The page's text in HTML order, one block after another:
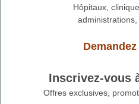
Hôpitaux,
administrations,
Inscrivez-vous
Offres exclusives,